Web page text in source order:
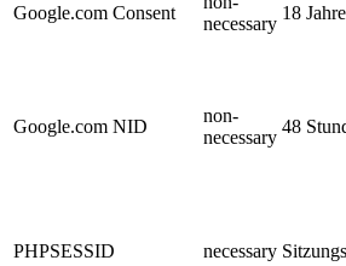
Google.com Consent
necessary
18 Jahre
Google.com NID
non-
necessary
48
PHPSESSID necessary